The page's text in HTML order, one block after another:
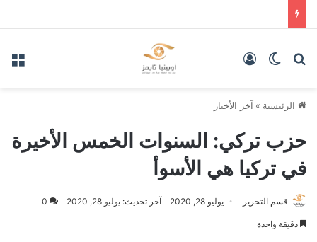
بحث عنالوضع المظلم
الرئيسية » آخر الأخبار
حزب تركي: السنوات الخمس الأخيرة
في تركيا هي الأسوأ
قسم التحرير يوليو 28, 2020 آخر تحديث: يوليو 28, 2020 0
دقيقة واحدة